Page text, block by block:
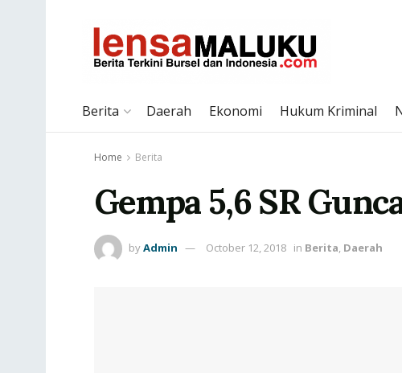
Berita Daerah Ekonomi Hukum Kriminal
Home Berita
Gempa 5,6 SR
byAdmin October 12, 2018 in Berita, Daerah